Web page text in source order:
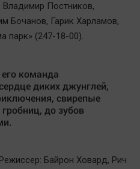
Постников,
Бочанов, Гарик Харламов,
парк» (247-18-00).
команда
диких джунглей,
свирепые
до зубов
Байрон Ховард, Рич